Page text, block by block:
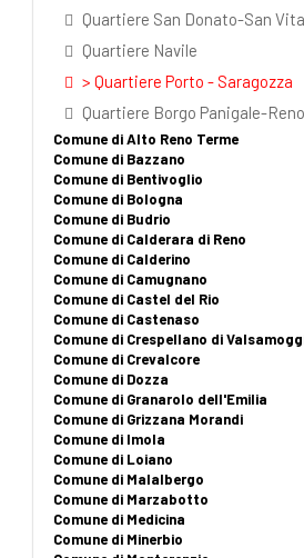
Quartiere San Donato-San
Quartiere Navile
> Quartiere Porto - Saragozza
Quartiere Borgo Panigale-Reno
Comune di Alto Reno Terme
Comune di Bazzano
Comune di Bentivoglio
Comune di Bologna
Comune di Budrio
Comune di Calderara di Reno
Comune di Calderino
Comune di Camugnano
Comune di Castel del Rio
Comune di Castenaso
Comune di Crespellano di
Comune di Crevalcore
Comune di Dozza
Comune di Granarolo dell'Emilia
Comune di Grizzana Morandi
Comune di Imola
Comune di Loiano
Comune di Malalbergo
Comune di Marzabotto
Comune di Medicina
Comune di Minerbio